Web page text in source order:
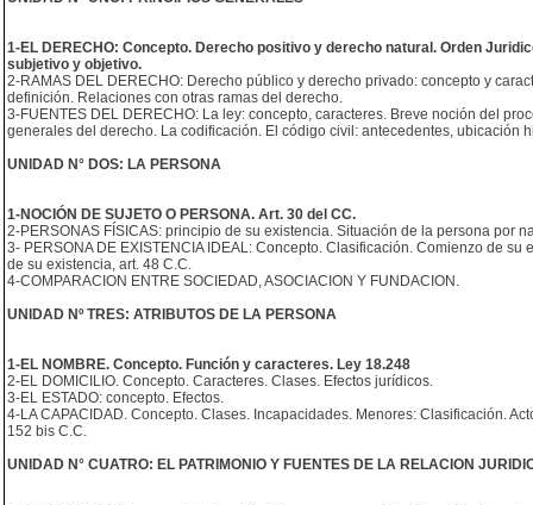
1-EL DERECHO: Concepto. Derecho positivo y derecho natural. Orden
subjetivo y objetivo.
2-RAMAS DEL DERECHO: Derecho público y derecho privado: concepto y
definición. Relaciones con otras ramas del derecho.
3-FUENTES DEL DERECHO: La ley: concepto, caracteres. Breve noción del
generales del derecho. La codificación. El código civil: antecedentes, ubicación
UNIDAD N° DOS: LA PERSONA
1-NOCIÓN DE SUJETO O PERSONA. Art. 30 del CC.
2-PERSONAS FÍSICAS: principio de su existencia. Situación de la persona por
3- PERSONA DE EXISTENCIA IDEAL: Concepto. Clasificación. Comienzo de
de su existencia, art. 48 C.C.
4-COMPARACION ENTRE SOCIEDAD, ASOCIACION Y FUNDACION.
UNIDAD Nº TRES: ATRIBUTOS DE LA PERSONA
1-EL NOMBRE. Concepto. Función y caracteres. Ley 18.248
2-EL DOMICILIO. Concepto. Caracteres. Clases. Efectos jurídicos.
3-EL ESTADO: concepto. Efectos.
4-LA CAPACIDAD. Concepto. Clases. Incapacidades. Menores: Clasificación.
152 bis C.C.
UNIDAD N° CUATRO: EL PATRIMONIO Y FUENTES DE LA RELACION